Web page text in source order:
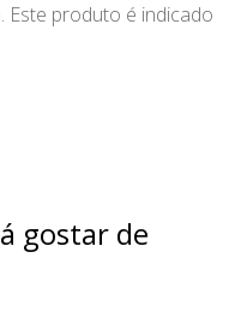
Este produto é indicado
gostar de